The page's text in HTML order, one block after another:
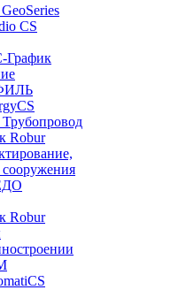
CS
Robur
Robur